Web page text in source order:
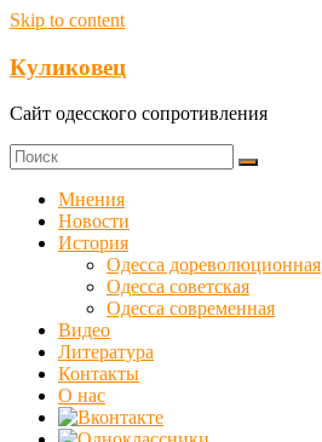
Skip to content
Куликовец
Сайт одесского сопротивления
Мнения
Новости
История
Одесса дореволюционная
Одесса советская
Одесса современная
Видео
Литература
Контакты
О нас